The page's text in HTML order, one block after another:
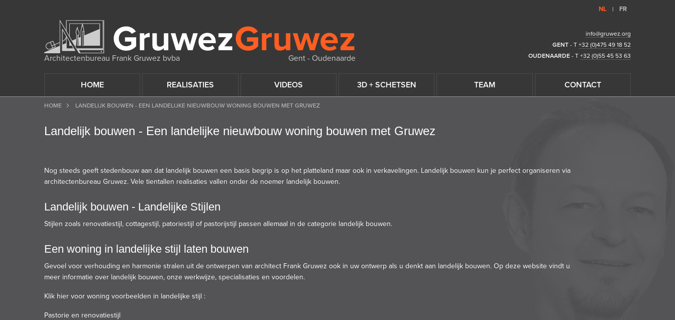
NL | FR
Architectenbureau Frank Gruwez bvba Gent - Oudenaarde
info@gruwez.org
GENT - T +32 (0)475 49 18 52
OUDENAARDE - T +32 (0)55 45 53 63
HOME REALISATIES VIDEOS 3D + SCHETSEN TEAM CONTACT
HOME LANDELIJK BOUWEN - EEN LANDELIJKE NIEUWBOUW WONING BOUWEN MET GRUWEZ
Landelijk bouwen - Een landelijke nieuwbouw woning bouwen met Gruwez
Nog steeds geeft stedenbouw aan dat landelijk bouwen een basis begrip is op het platteland maar ook in verkavelingen. Landelijk bouwen kun je perfect organiseren via
architectenbureau Gruwez. Vele tientallen realisaties vallen onder de noemer landelijk bouwen.
Landelijk bouwen - Landelijke Stijlen
Stijlen zoals renovatiestijl, cottagestijl, patoriestijl of pastorijstijl passen allemaal in de categorie landelijk bouwen.
Een woning in landelijke stijl laten bouwen
Gevoel voor verhouding en harmonie stralen uit de ontwerpen van architect Frank Gruwez ook in uw ontwerp als u denkt aan landelijk bouwen. Op deze website vindt u
meer informatie over landelijk bouwen, onze werkwijze, specialisaties en voordelen.
Klik hier voor woning voorbeelden in landelijke stijl :
Pastorie en renovatiestijl